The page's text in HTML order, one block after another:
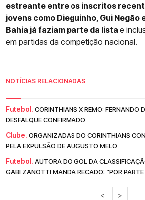
estreante entre os inscritos
jovens como Dieguinho, Gui Negão
Bahia já faziam parte da lista e
em partidas da competição nacional.
NOTÍCIAS RELACIONADAS
Futebol. CORINTHIANS X REMO: FERNANDO
DESFALQUE CONFIRMADO
Clube. ORGANIZADAS DO CORINTHIANS
PELA EXPULSÃO DE AUGUSTO MELO
Futebol. AUTORA DO GOL DA
GABI ZANOTTI MANDA RECADO: “POR PARTE
< >